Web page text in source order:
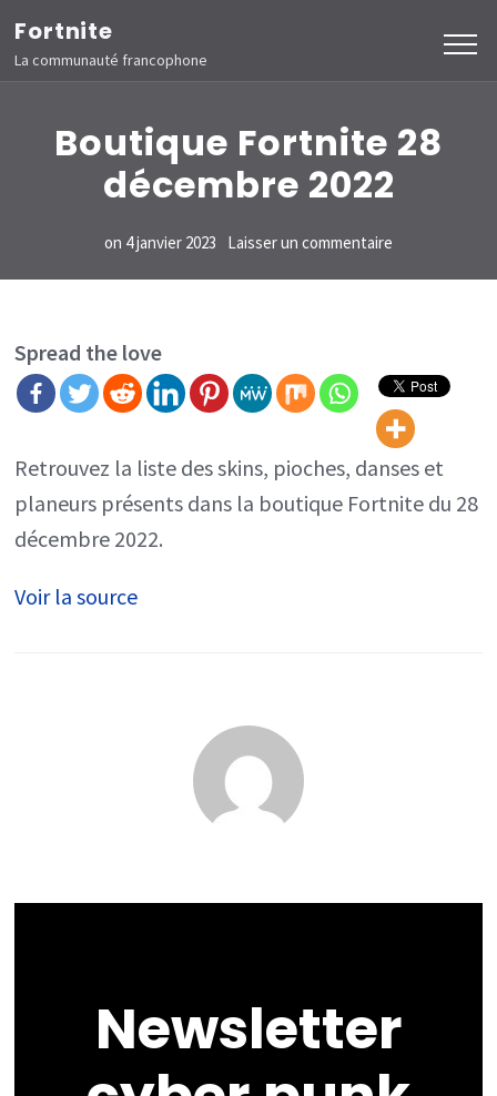
Aller
au
contenu
Entrée)
Fortnite
La communauté francophone
Boutique Fortnite 28
décembre 2022
on 4 janvier 2023 Laisser un commentaire
Boutique
décembre
2022
Spread the love
Retrouvez la liste des skins, pioches, danses et
planeurs présents dans la boutique Fortnite du 28
décembre 2022.
Voir la source
Newsletter